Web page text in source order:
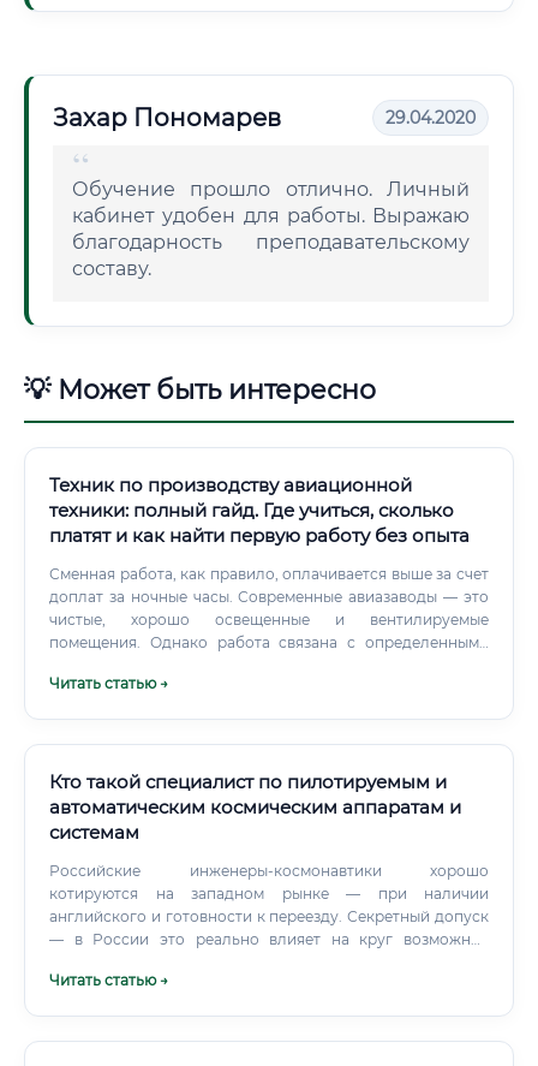
Захар Пономарев 29.04.2020
Обучение прошло отлично. Личный
кабинет удобен для работы. Выражаю
благодарность преподавательскому
составу.
💡 Может быть интересно
Техник по производству авиационной
техники: полный гайд. Где учиться, сколько
платят и как найти первую работу без опыта
Сменная работа, как правило, оплачивается выше за счет
доплат за ночные часы. Современные авиазаводы — это
чистые, хорошо освещенные и вентилируемые
помещения. Однако работа связана с определенными
с техническими жидкостями.
Читать статью →
Кто такой специалист по пилотируемым и
автоматическим космическим аппаратам и
системам
Российские инженеры-космонавтики хорошо
котируются на западном рынке — при наличии
английского и готовности к переезду. Секретный допуск
— в России это реально влияет на круг возможных
Знание конкретных программных инструментов —
Читать статью →